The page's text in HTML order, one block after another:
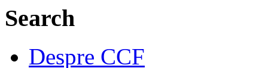
Search
Despre CCF